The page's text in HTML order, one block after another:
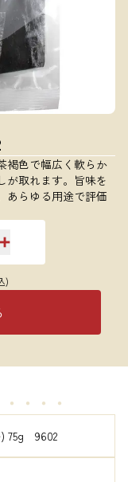
褐色で幅広く軟らか
が取れます。旨味を
あらゆる用途で評価
)
・・・・
75g　9602